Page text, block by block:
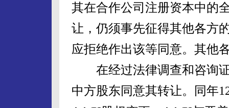
其在合作公司注册资本中的
让，仍须事先征得其他各方
应拒绝作出该等同意。其他
在经过法律调查和咨询证
中方股东同意其转让。同年